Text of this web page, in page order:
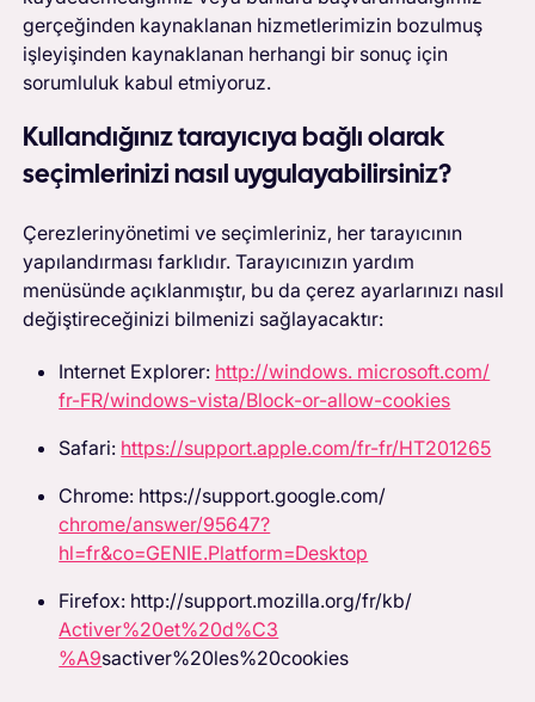
gerçeğinden kaynaklanan hizmetlerimizin bozulmuş
işleyişinden kaynaklanan herhangi bir sonuç için
sorumluluk kabul etmiyoruz.
Kullandığınız tarayıcıya bağlı olarak
seçimlerinizi nasıl uygulayabilirsiniz?
‍Çerezlerinyönetimi ve seçimleriniz, her tarayıcının
yapılandırması farklıdır. Tarayıcınızın yardım
menüsünde açıklanmıştır, bu da çerez ayarlarınızı nasıl
değiştireceğinizi bilmenizi sağlayacaktır:
Internet Explorer: http://windows. microsoft.com/
fr-FR/windows-vista/Block-or-allow-cookies
Safari: https://support.apple.com/fr-fr/HT201265
Chrome: https://support.google.com/
chrome/answer/95647?
hl=fr&co=GENIE.Platform=Desktop
Firefox: http://support.mozilla.org/fr/kb/
Activer%20et%20d%C3
%A9sactiver%20les%20cookies‍‍